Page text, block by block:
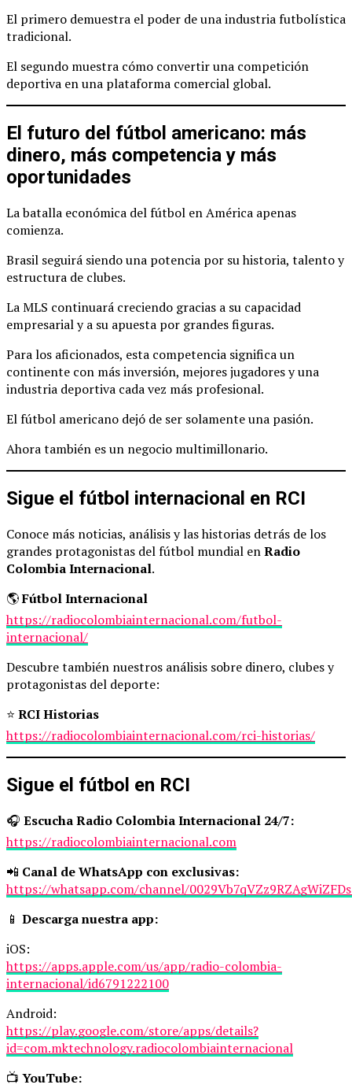
El primero demuestra el poder de una industria futbolística
tradicional.
El segundo muestra cómo convertir una competición
deportiva en una plataforma comercial global.
El futuro del fútbol americano: más
dinero, más competencia y más
oportunidades
La batalla económica del fútbol en América apenas
comienza.
Brasil seguirá siendo una potencia por su historia, talento y
estructura de clubes.
La MLS continuará creciendo gracias a su capacidad
empresarial y a su apuesta por grandes figuras.
Para los aficionados, esta competencia significa un
continente con más inversión, mejores jugadores y una
industria deportiva cada vez más profesional.
El fútbol americano dejó de ser solamente una pasión.
Ahora también es un negocio multimillonario.
Sigue el fútbol internacional en RCI
Conoce más noticias, análisis y las historias detrás de los
grandes protagonistas del fútbol mundial enRadio
Colombia Internacional.
🌎Fútbol Internacional
https://radiocolombiainternacional.com/futbol-
internacional/
Descubre también nuestros análisis sobre dinero, clubes y
protagonistas del deporte:
⭐ RCI Historias
https://radiocolombiainternacional.com/rci-historias/
Sigue el fútbol en RCI
🎧 Escucha Radio Colombia Internacional 24/7:
https://radiocolombiainternacional.com
📲 Canal de WhatsApp con exclusivas:
https://whatsapp.com/channel/
📱 Descarga nuestra app:
iOS:
https://apps.apple.com/us/app/radio-colombia-
internacional/id6791222100
Android:
https://play.google.com/store/apps/details?
id=com.mktechnology.radiocolombiainternacional
📺 YouTube: